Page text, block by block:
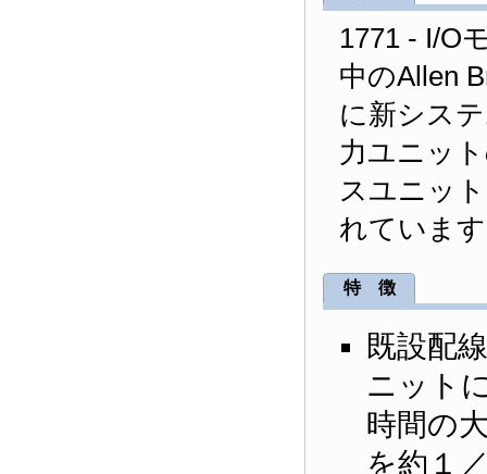
1771 - I/O
中のAllen
に新シス
力ユニッ
スユニッ
れていま
特 徴
既設配
ニット
時間の
を約１